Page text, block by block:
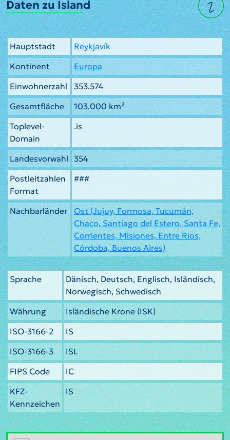
Daten zu Island
Hauptstadt
Reykjavík
Kontinent
Europa
Einwohnerzahl
353.574
Gesamtfläche
103.000 km²
Toplevel-
Domain
.is
Landesvorwahl 354
Postleitzahlen
Format
###
Nachbarländer
Ost (Jujuy, Formosa, Tucumán,
Chaco, Santiago del Estero, Santa Fe,
Corrientes, Misiones, Entre Rios,
Córdoba, Buenos Aires)
Sprache
Dänisch, Deutsch, Englisch, Isländisch,
Norwegisch, Schwedisch
Währung
Isländische Krone (ISK)
ISO-3166-2
IS
ISO-3166-3
ISL
FIPS Code
IC
KFZ-
Kennzeichen
IS